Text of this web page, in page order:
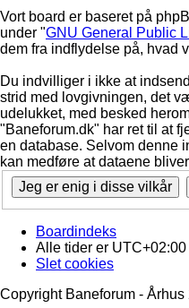
Vort board er baseret på
under "GNU General Public
dem fra indflydelse på, hvad
Du indvilliger i ikke at
strid med lovgivningen, det
udelukket, med besked
"Baneforum.dk" har ret til at
en database. Selvom denne
kan medføre at dataene
Boardindeks
Alle tider er UTC+02:00
Slet cookies
Copyright Baneforum - Århus